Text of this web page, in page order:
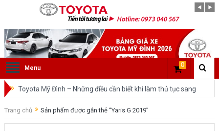
Menu 0
Toyota Mỹ Đình – Những điều cần biết khi làm thủ tục sang
tên ô tô trong cùng tỉnh.
So sánh Toyota Veloz Cross và Toyota Innova: Nên chọn xe
Trang chủ Sản phẩm được gắn thẻ “Yaris G 2019”